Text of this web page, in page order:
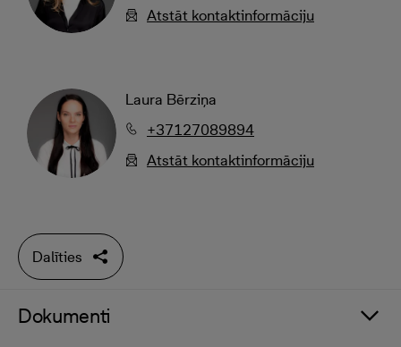
Atstāt kontaktinformāciju
Laura Bērziņa
+37127089894
Atstāt kontaktinformāciju
Dalīties
Dokumenti